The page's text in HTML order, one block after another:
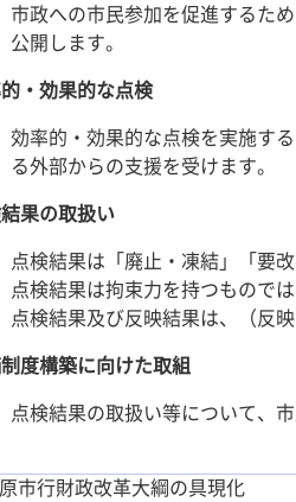
市政への市民参加を促進するた
公開します。
・効果的な点検
効率的・効果的な点検を実施す
る外部からの支援を受けます。
果の取扱い
点検結果は「廃止・凍結」「要
点検結果は拘束力を持つもので
点検結果及び反映結果は、（反
度構築に向けた取組
点検結果の取扱い等について、
市行財政改革大綱の具現化